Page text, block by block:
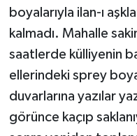
boyalarıyla ilan-ı
kalmadı. Mahalle
saatlerde külliyenin
ellerindeki sprey
duvarlarına yazılar
görünce kaçıp